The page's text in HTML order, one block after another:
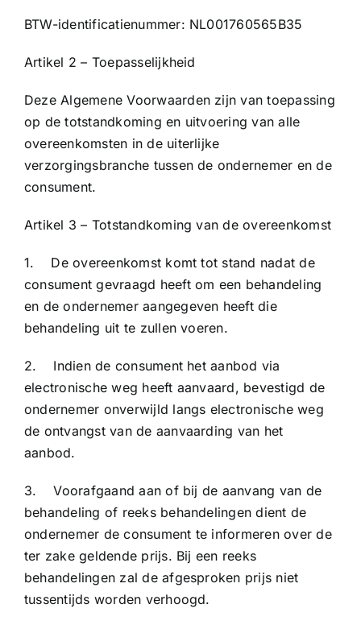
BTW-identificatienummer: NL001760565B35
Artikel 2 – Toepasselijkheid
Deze Algemene Voorwaarden zijn van toepassing
op de totstandkoming en uitvoering van alle
overeenkomsten in de uiterlijke
verzorgingsbranche tussen de ondernemer en de
consument.
Artikel 3 – Totstandkoming van de overeenkomst
1. De overeenkomst komt tot stand nadat de
consument gevraagd heeft om een behandeling
en de ondernemer aangegeven heeft die
behandeling uit te zullen voeren.
2. Indien de consument het aanbod via
electronische weg heeft aanvaard, bevestigd de
ondernemer onverwijld langs electronische weg
de ontvangst van de aanvaarding van het
aanbod.
3. Voorafgaand aan of bij de aanvang van de
behandeling of reeks behandelingen dient de
ondernemer de consument te informeren over de
ter zake geldende prijs. Bij een reeks
behandelingen zal de afgesproken prijs niet
tussentijds worden verhoogd.